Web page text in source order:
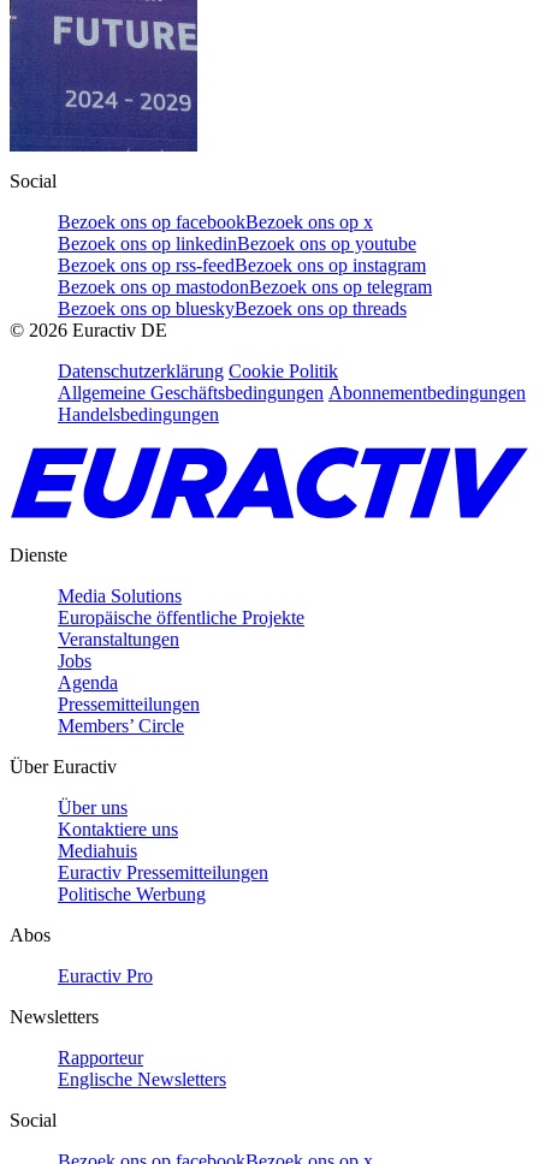
Social
Bezoek ons op facebookBezoek ons op x
Bezoek ons op linkedinBezoek ons op youtube
Bezoek ons op rss-feedBezoek ons op instagram
Bezoek ons op mastodonBezoek ons op telegram
Bezoek ons op blueskyBezoek ons op threads
© 2026 Euractiv DE
Datenschutzerklärung Cookie Politik
Allgemeine Geschäftsbedingungen Abonnementbedingungen
Handelsbedingungen
Dienste
Media Solutions
Europäische öffentliche Projekte
Veranstaltungen
Jobs
Agenda
Pressemitteilungen
Members’ Circle
Über Euractiv
Über uns
Kontaktiere uns
Mediahuis
Euractiv Pressemitteilungen
Politische Werbung
Abos
Euractiv Pro
Newsletters
Rapporteur
Englische Newsletters
Social